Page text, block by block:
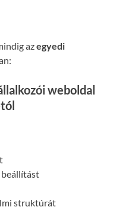
azegyedi
weboldal
beállítást
struktúrát